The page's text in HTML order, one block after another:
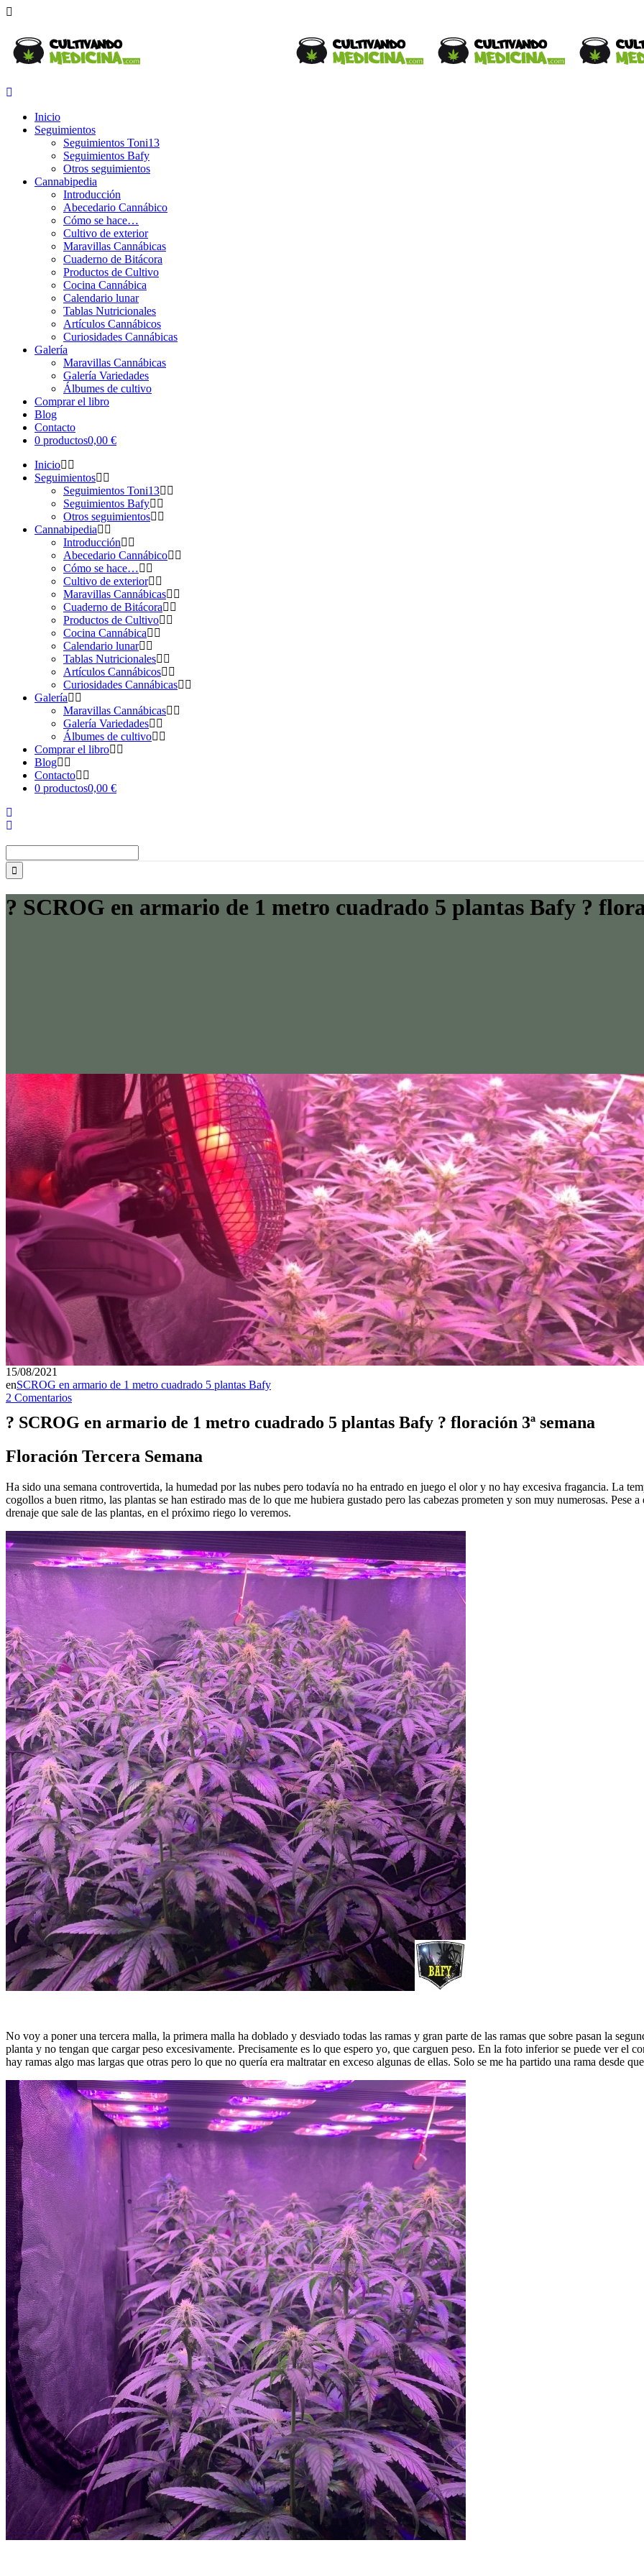
Inicio
Seguimientos
Seguimientos Toni13
Seguimientos Bafy
Otros seguimientos
Cannabipedia
Introducción
Abecedario Cannábico
Cómo se hace…
Cultivo de exterior
Maravillas Cannábicas
Cuaderno de Bitácora
Productos de Cultivo
Cocina Cannábica
Calendario lunar
Tablas Nutricionales
Artículos Cannábicos
Curiosidades Cannábicas
Galería
Maravillas Cannábicas
Galería Variedades
Álbumes de cultivo
Comprar el libro
Blog
Contacto
0 productos0,00 €
Inicio
Seguimientos
Seguimientos Toni13
Seguimientos Bafy
Otros seguimientos
Cannabipedia
Introducción
Abecedario Cannábico
Cómo se hace…
Cultivo de exterior
Maravillas Cannábicas
Cuaderno de Bitácora
Productos de Cultivo
Cocina Cannábica
Calendario lunar
Tablas Nutricionales
Artículos Cannábicos
Curiosidades Cannábicas
Galería
Maravillas Cannábicas
Galería Variedades
Álbumes de cultivo
Comprar el libro
Blog
Contacto
0 productos0,00 €
? SCROG en armario de 1 metro cuadrado 5 plantas Bafy ?
15/08/2021
enSCROG en armario de 1 metro cuadrado 5 plantas Bafy
2 Comentarios
? SCROG en armario de 1 metro cuadrado 5 plantas Bafy ? floración 3ª semana
Floración Tercera Semana
Ha sido una semana controvertida, la humedad por las nubes pero todavía no ha entrado en juego el olor y no hay excesiva fragancia. La
cogollos a buen ritmo, las plantas se han estirado mas de lo que me hubiera gustado pero las cabezas prometen y son muy numerosas. Pese
drenaje que sale de las plantas, en el próximo riego lo veremos.
No voy a poner una tercera malla, la primera malla ha doblado y desviado todas las ramas y gran parte de las ramas que sobre pasan la
planta y no tengan que cargar peso excesivamente. Precisamente es lo que espero yo, que carguen peso. En la foto inferior se puede ver el
hay ramas algo mas largas que otras pero lo que no quería era maltratar en exceso algunas de ellas. Solo se me ha partido una rama desde